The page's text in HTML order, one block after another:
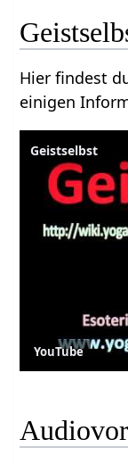
Hier findest
einigen
Geistselbst
YouTube